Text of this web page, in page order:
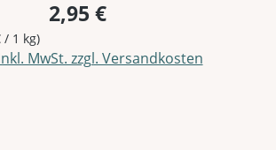
2,95 €
/ 1 kg)
MwSt. zzgl. Versandkosten